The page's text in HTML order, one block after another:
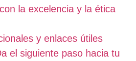
la excelencia y la ética
y enlaces útiles
el siguiente paso hacia tu